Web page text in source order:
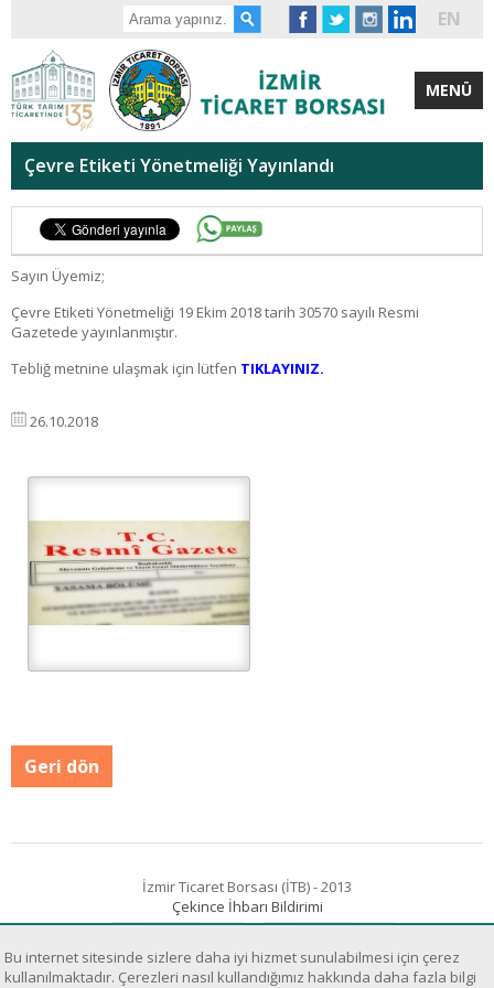
EN
MENÜ
Çevre Etiketi Yönetmeliği Yayınlandı
Sayın Üyemiz;
Çevre Etiketi Yönetmeliği 19 Ekim 2018 tarih 30570 sayılı Resmi
Gazetede yayınlanmıştır.
Tebliğ metnine ulaşmak için lütfen TIKLAYINIZ.
26.10.2018
Geri dön
İzmir Ticaret Borsası (İTB) - 2013
Çekince İhbarı Bildirimi
Bu internet sitesinde sizlere daha iyi hizmet sunulabilmesi için çerez
kullanılmaktadır. Çerezleri nasıl kullandığımız hakkında daha fazla bilgi